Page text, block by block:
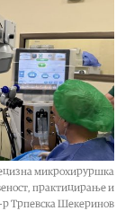
микрохируршка
практицирање и
р Трпевска Шекеринов